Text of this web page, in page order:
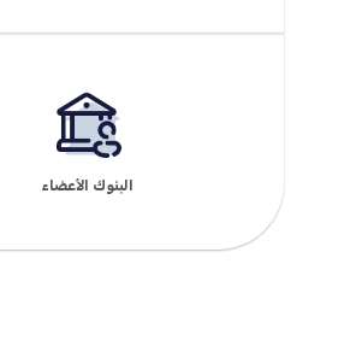
البنوك الأعضاء